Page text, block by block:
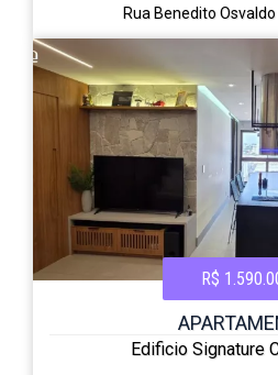
Rua Benedito
R$
Edificio Signature